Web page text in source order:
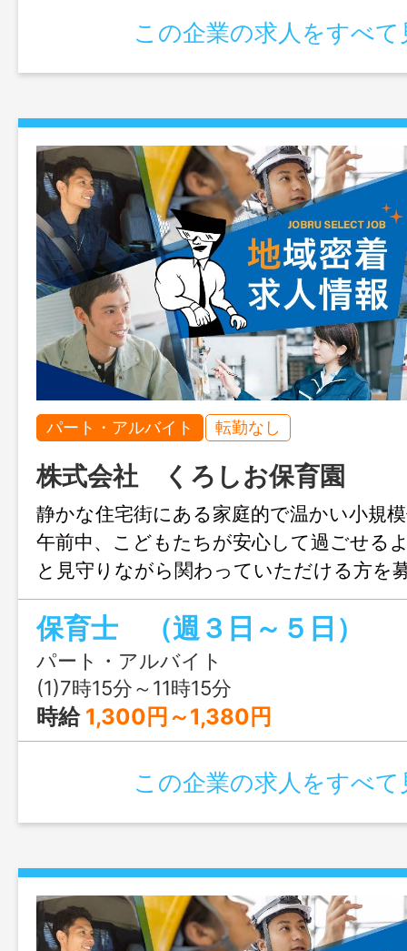
この企業の求人をすべて
パート・アルバイト 転勤なし
株式会社 くろしお保育園
静かな住宅街にある家庭的で温かい小
午前中、こどもたちが安心して過ごせる
と見守りながら関わっていただける方を
す。 お任せするのは、遊びの見守り・
れてのお散歩・給食の準備の補助など、
プルなお仕事です。未経験の方やブラン
すぐに慣れていただけます。 職員同士
く、困ったときはすぐに相談できる安
「午前中だけ働きたい」「短時間で無理
「家庭的な園でこどもと関わりたい」そ
たりの職場です。 残業や持ち帰り仕事
やプライベートとの両立もできます。
保育士 （週３日～５日）
パート・アルバイト
(1)7時15分～11時15分
時給 1,300円～1,380円
この企業の求人をすべて